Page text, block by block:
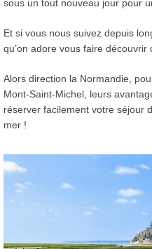
sous un tout nouveau jour pour
Et si vous nous suivez depuis
qu’on adore vous faire découvrir
Alors direction la Normandie,
Mont-Saint-Michel, leurs
réserver facilement votre séjour
mer !